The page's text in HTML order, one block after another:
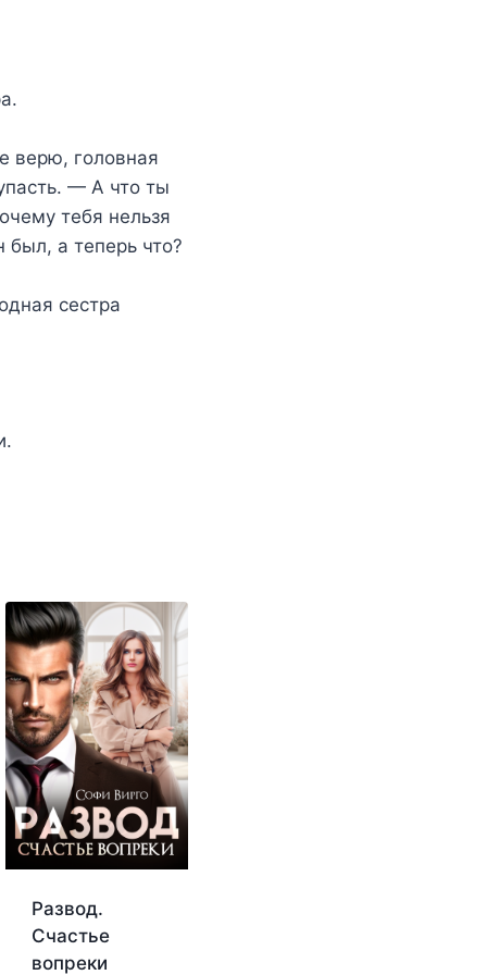
верю, головная
— А что ты
тебя нельзя
а теперь что?
сестра
Развод.
Счастье
вопреки